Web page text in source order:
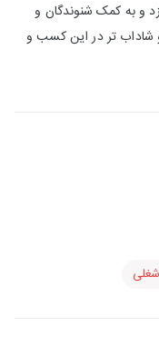
و به کمک شنوندگان و
و شاداب تر در این کسب و